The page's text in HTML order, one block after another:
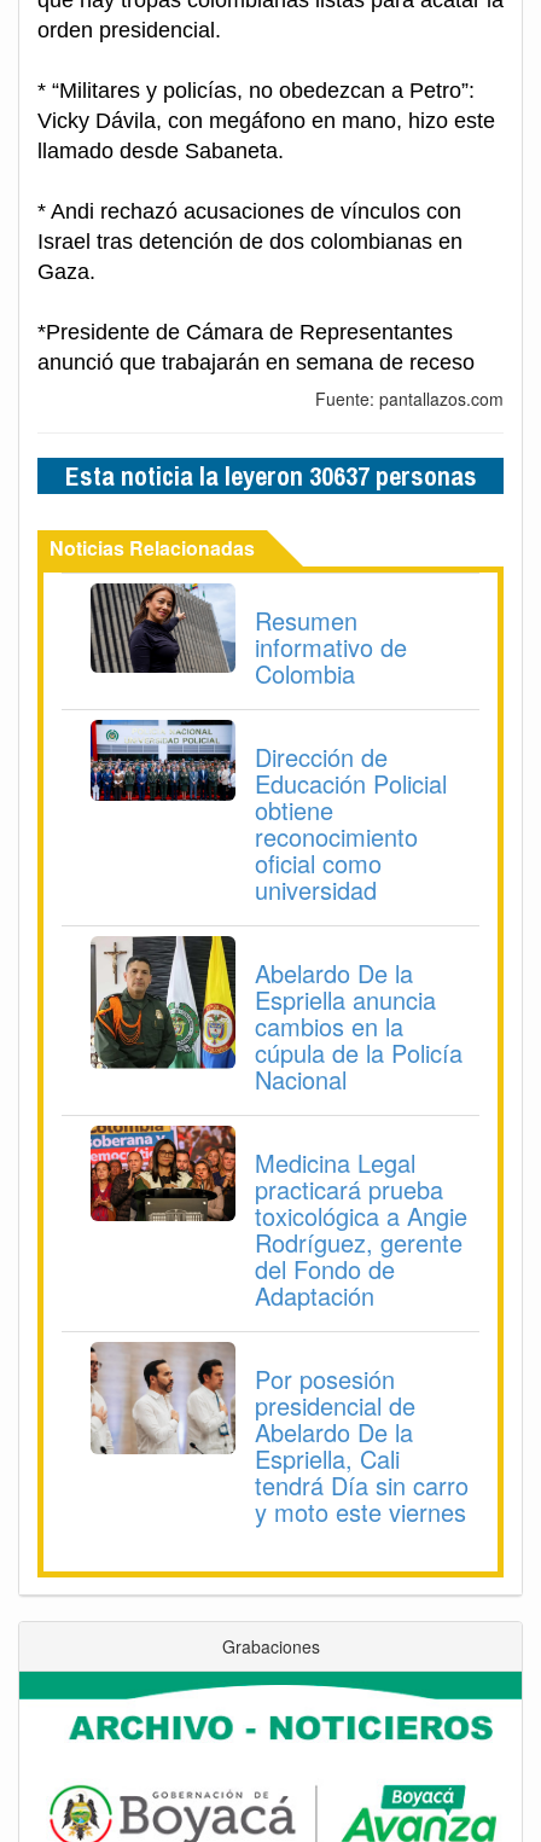
orden presidencial.
* “Militares y policías, no obedezcan a Petro”:
Vicky Dávila, con megáfono en mano, hizo este
llamado desde Sabaneta.
* Andi rechazó acusaciones de vínculos con
Israel tras detención de dos colombianas en
Gaza.
*Presidente de Cámara de Representantes
anunció que trabajarán en semana de receso
Fuente: pantallazos.com
Esta noticia la leyeron 30637 personas
Noticias Relacionadas
Resumen
informativo de
Colombia
Dirección de
Educación Policial
obtiene
reconocimiento
oficial como
universidad
Abelardo De la
Espriella anuncia
cambios en la
cúpula de la Policía
Nacional
Medicina Legal
practicará prueba
toxicológica a Angie
Rodríguez, gerente
del Fondo de
Adaptación
Por posesión
presidencial de
Abelardo De la
Espriella, Cali
tendrá Día sin carro
y moto este viernes
Grabaciones